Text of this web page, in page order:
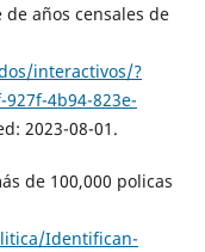
años censales de
interactivos/?
927f-4b94-823e-
2023-08-01.
de 100,000 policas
Identifican-